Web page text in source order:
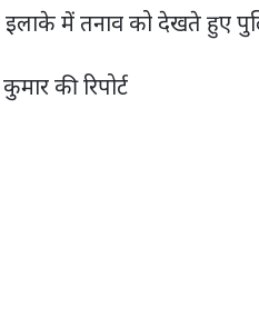
में तनाव को देखते हुए
की रिपोर्ट